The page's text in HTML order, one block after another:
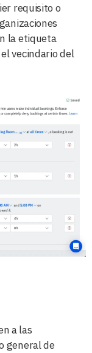
requisito o
la etiqueta
vecindario del
a las
general de